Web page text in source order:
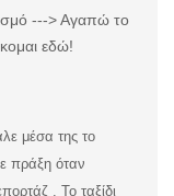
---> Αγαπώ το
εδώ!
μέσα της το
πράξη όταν
. Το ταξίδι